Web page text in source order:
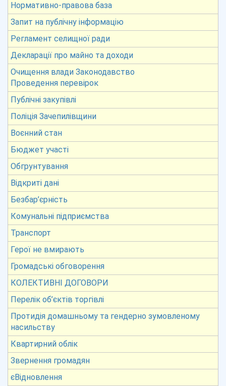
Нормативно-правова база
Запит на публічну інформацію
Регламент селищної ради
Декларації про майно та доходи
Очищення влади Законодавство
Проведення перевірок
Публічні закупівлі
Поліція Зачепилівщини
Воєнний стан
Бюджет участі
Обгрунтування
Відкриті дані
Безбар’єрність
Комунальні підприємства
Транспорт
Герої не вмирають
Громадські обговорення
КОЛЕКТИВНІ ДОГОВОРИ
Перелік об’єктів торгівлі
Протидія домашньому та гендерно зумовленому
насильству
Квартирний облік
Звернення громадян
єВідновлення